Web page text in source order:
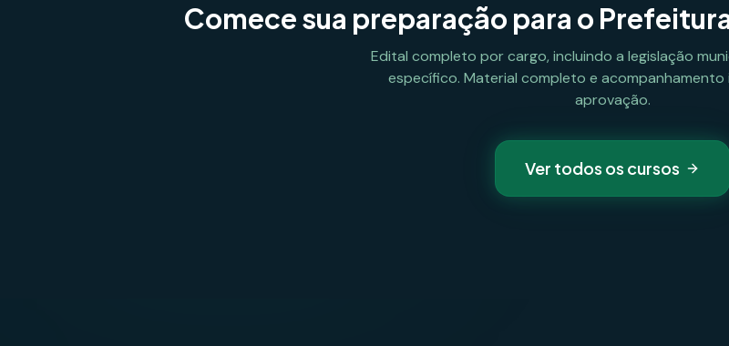
Comece sua preparação para o
Edital completo por cargo, incluindo a legislação
específico. Material completo e
aprovação.
Ver todos os cursos